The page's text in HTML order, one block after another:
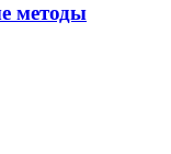
методы